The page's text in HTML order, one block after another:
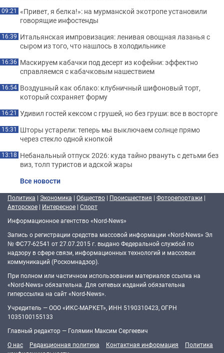
09:21 «Привет, я белка!»: на мурманской экотропе установили
говорящие инфостенды
16:39 Итальянская импровизация: ленивая овощная лазанья с
сыром из того, что нашлось в холодильнике
16:36 Маскируем кабачки под десерт из кофейни: эффектно
справляемся с кабачковым нашествием
16:54 Воздушный как облако: клубничный шифоновый торт,
который сохраняет форму
16:21 Удивил гостей кексом с грушей, но без груши: все в восторге
15:31 Шторы устарели: теперь мы выключаем солнце прямо
через стекло одной кнопкой
13:18 Небанальный отпуск 2026: куда тайно рвануть с детьми без
виз, толп туристов и адской жары
Все новости
Политика | Экономика | Общество | Происшествия | Фоторепортажи |
Авторское | Интересное | Спорт
Информационное агентство «Nord-News»
Запись о регистрации средства массовой информации «Nord-News» Эл
№ ФС77-62541 от 27.07.2015 г. выдано Федеральной службой по
надзору в сфере связи, информационных технологий и массовых
коммуникаций (Роскомнадзор).
При полном или частичном использовании материалов ссылка на
«Nord-News» обязательна. Для сетевых изданий обязательна
гиперссылка на сайт «Nord-News».
Учредитель — ООО «ИКС-МАРКЕТ», ИНН 5190310423, ОГРН
1035100155133
Главный редактор — Голямин Максим Сергеевич
О нас
Редакционная политика Контактная информация
Политика